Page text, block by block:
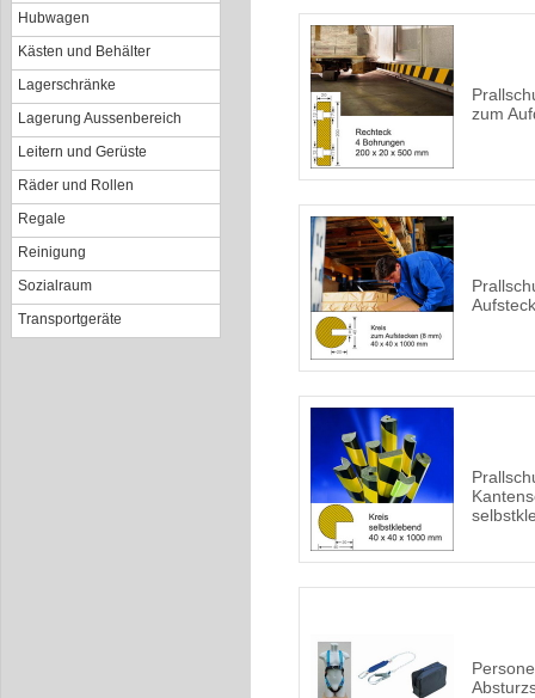
Hubwagen
Kästen und Behälter
Lagerschränke
Lagerung Aussenbereich
Leitern und Gerüste
Räder und Rollen
Regale
Reinigung
Sozialraum
Transportgeräte
zum